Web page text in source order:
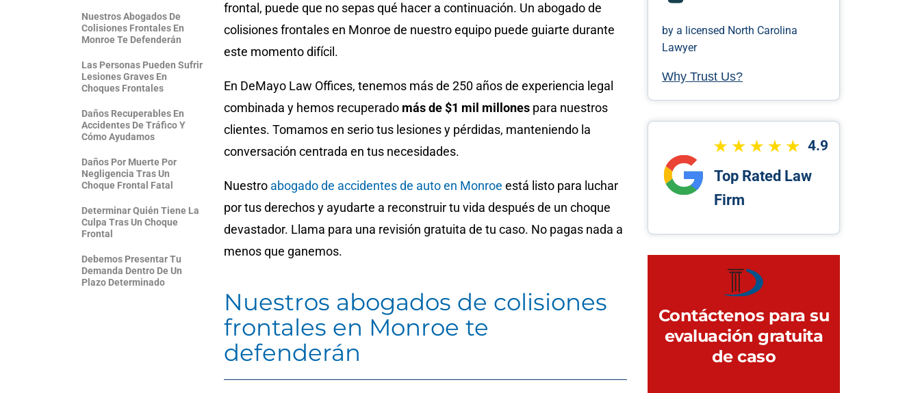
Nuestros Abogados De
Colisiones Frontales En
Monroe Te Defenderán
Las Personas Pueden Sufrir
Lesiones Graves En
Choques Frontales
Daños Recuperables En
Accidentes De Tráfico Y
Cómo Ayudamos
Daños Por Muerte Por
Negligencia Tras Un
Choque Frontal Fatal
Determinar Quién Tiene La
Culpa Tras Un Choque
Frontal
Debemos Presentar Tu
Demanda Dentro De Un
Plazo Determinado
frontal, puede que no sepas qué hacer a continuación. Un abogado de
colisiones frontales en Monroe de nuestro equipo puede guiarte durante
este momento difícil.
En DeMayo Law Offices, tenemos más de 250 años de experiencia legal
combinada y hemos recuperado más de $1 mil millones para nuestros
clientes. Tomamos en serio tus lesiones y pérdidas, manteniendo la
conversación centrada en tus necesidades.
Nuestro abogado de accidentes de auto en Monroe está listo para luchar
por tus derechos y ayudarte a reconstruir tu vida después de un choque
devastador. Llama para una revisión gratuita de tu caso. No pagas nada a
menos que ganemos.
Nuestros abogados de colisiones
frontales en Monroe te
defenderán
by a licensed North Carolina
Lawyer
Why Trust Us?
4.9
Top Rated Law
Firm
Contáctenos para su
evaluación gratuita
de caso